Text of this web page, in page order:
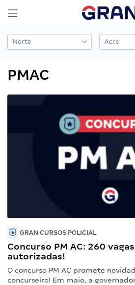
PMAC
GRAN CURSOS POLICIAL
Concurso PM AC: 260
autorizadas!
O concurso PM AC promete
concurseiro! Em maio, a